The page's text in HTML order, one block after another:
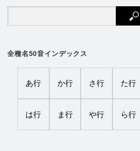
全種名50音インデックス
あ行 か行 さ行 た行
は行 ま行 や行 ら行